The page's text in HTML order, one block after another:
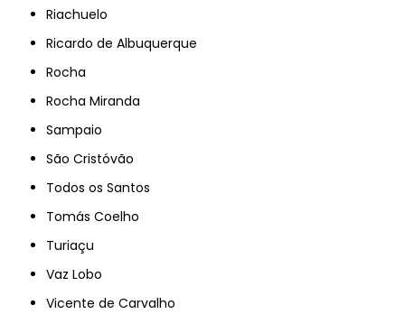
Riachuelo
Ricardo de Albuquerque
Rocha
Rocha Miranda
Sampaio
São Cristóvão
Todos os Santos
Tomás Coelho
Turiaçu
Vaz Lobo
Vicente de Carvalho